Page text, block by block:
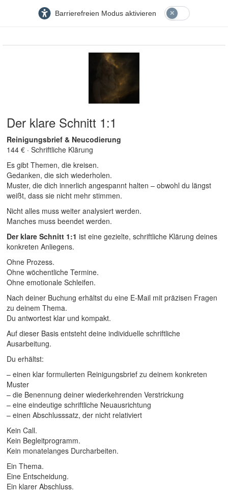
Barrierefreien Modus aktivieren
Der klare Schnitt 1:1
Reinigungsbrief & Neucodierung
144 € · Schriftliche Klärung
Es gibt Themen, die kreisen.
Gedanken, die sich wiederholen.
Muster, die dich innerlich angespannt halten – obwohl du längst
weißt, dass sie nicht mehr stimmen.
Nicht alles muss weiter analysiert werden.
Manches muss beendet werden.
Der klare Schnitt 1:1 ist eine gezielte, schriftliche Klärung deines
konkreten Anliegens.
Ohne Prozess.
Ohne wöchentliche Termine.
Ohne emotionale Schleifen.
Nach deiner Buchung erhältst du eine E-Mail mit präzisen Fragen
zu deinem Thema.
Du antwortest klar und kompakt.
Auf dieser Basis entsteht deine individuelle schriftliche
Ausarbeitung.
Du erhältst:
– einen klar formulierten Reinigungsbrief zu deinem konkreten
Muster
– die Benennung deiner wiederkehrenden Verstrickung
– eine eindeutige schriftliche Neuausrichtung
– einen Abschlusssatz, der nicht relativiert
Kein Call.
Kein Begleitprogramm.
Kein monatelanges Durcharbeiten.
Ein Thema.
Eine Entscheidung.
Ein klarer Abschluss.